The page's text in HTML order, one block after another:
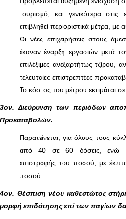
τουρισμό, και γενικότερα στις
επιβληθεί περιοριστικά μέτρα, με
Οι νέες επιχειρήσεις στους
έκαναν έναρξη εργασιών μετά
επιλέξιμες ανεξαρτήτως τζίρου,
τελευταίες επιστρεπτέες
Το κόστος του μέτρου εκτιμάται
3ον. Διεύρυνση των περιόδων
Προκαταβολών.
Παρατείνεται, για όλους τους
από 40 σε 60 δόσεις, ενώ
επιστροφής του ποσού, με
ποσού.
4ον. Θέσπιση νέου καθεστώτος
μορφή επιδότησης επί των παγίων